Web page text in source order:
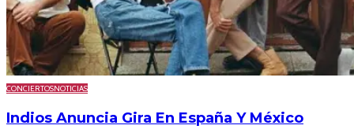
CONCIERTOSNOTICIAS
Indios Anuncia Gira En España Y México